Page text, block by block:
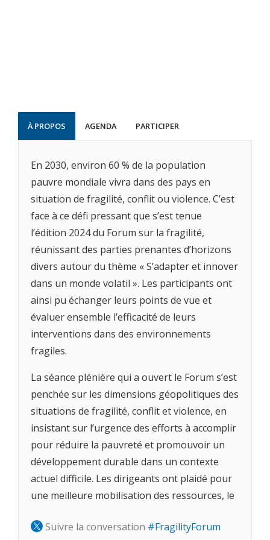
À PROPOS AGENDA PARTICIPER
En 2030, environ 60 % de la population
pauvre mondiale vivra dans des pays en
situation de fragilité, conflit ou violence. C’est
face à ce défi pressant que s’est tenue
l’édition 2024 du Forum sur la fragilité,
réunissant des parties prenantes d’horizons
divers autour du thème « S’adapter et innover
dans un monde volatil ». Les participants ont
ainsi pu échanger leurs points de vue et
évaluer ensemble l’efficacité de leurs
interventions dans des environnements
fragiles.
La séance plénière qui a ouvert le Forum s’est
penchée sur les dimensions géopolitiques des
situations de fragilité, conflit et violence, en
insistant sur l’urgence des efforts à accomplir
pour réduire la pauvreté et promouvoir un
développement durable dans un contexte
actuel difficile. Les dirigeants ont plaidé pour
une meilleure mobilisation des ressources, le
priorisation des secteurs résilients aux
Suivre la conversation #FragilityForum